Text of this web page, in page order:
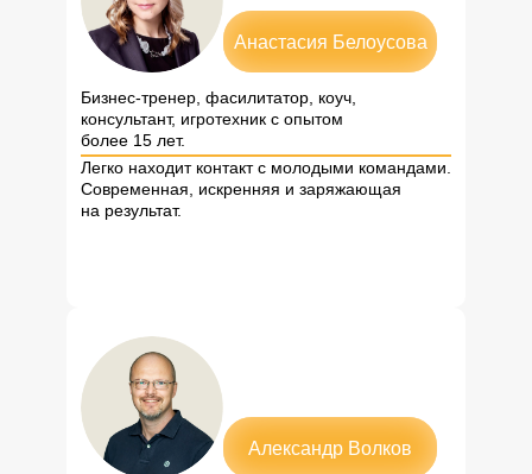
Анастасия Белоусова
Бизнес-тренер, фасилитатор, коуч,
консультант, игротехник с опытом
более 15 лет.
Легко находит контакт с молодыми командами.
Современная, искренняя и заряжающая
на результат.
Александр Волков